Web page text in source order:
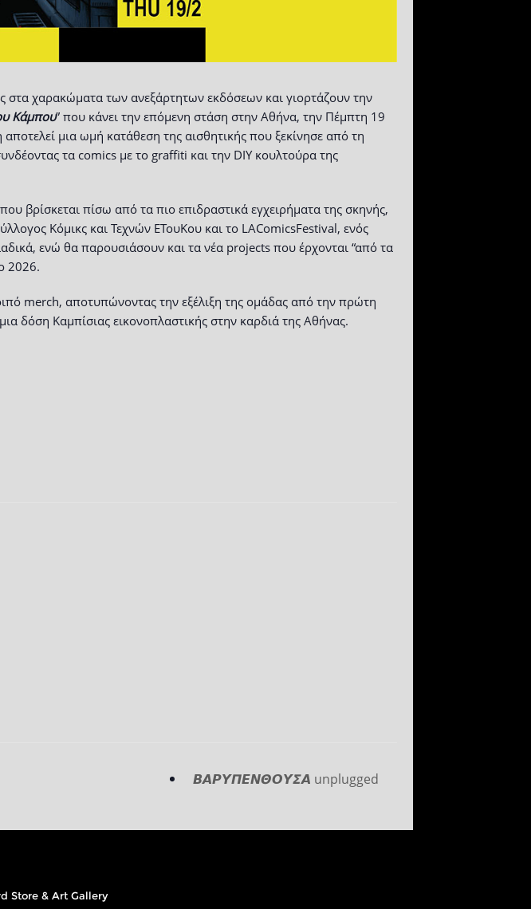
στα χαρακώματα των ανεξάρτητων εκδόσεων και γιορτάζουν την
Κάμπου” που κάνει την επόμενη στάση στην Αθήνα, την Πέμπτη 19
μια ωμή κατάθεση της αισθητικής που ξεκίνησε από τη
τα comics με το graffiti και την DIY κουλτούρα της
βρίσκεται πίσω από τα πιο επιδραστικά εγχειρήματα της σκηνής,
Κόμικς και Τεχνών ΕΤουΚου και το LAComicsFestival, ενός
ενώ θα παρουσιάσουν και τα νέα projects που έρχονται “από τα
2026.
merch, αποτυπώνοντας την εξέλιξη της ομάδας από την πρώτη
δόση Καμπίσιας εικονοπλαστικής στην καρδιά της Αθήνας.
𝞑𝞐𝞠𝞤𝞟𝞔𝞜𝞗𝞞𝞤𝞢𝞐 unplugged
Store & Art Gallery